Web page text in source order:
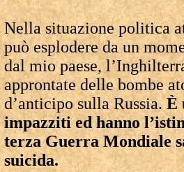
Nella situazione politica
può esplodere da un
dal mio paese,
approntate delle bombe
d’anticipo sulla Russia.È
impazziti ed hanno
terza Guerra Mondiale
suicida.